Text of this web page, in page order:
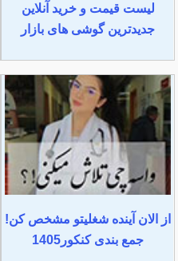
لیست قیمت و خرید آنلاین
جدیدترین گوشی های بازار
از الان آینده شغلیتو مشخص کن!
جمع بندی کنکور1405